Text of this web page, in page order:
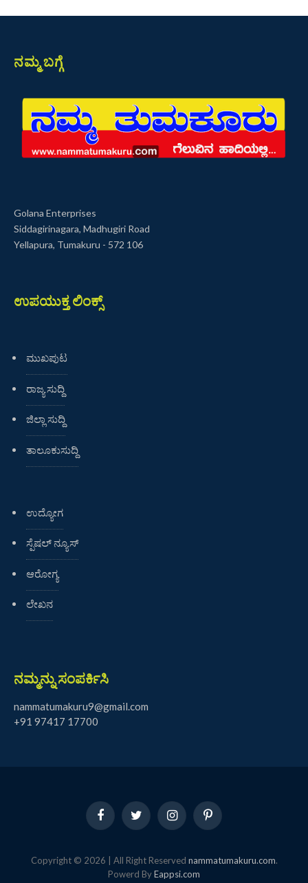
ನಮ್ಮ ಬಗ್ಗೆ
Golana Enterprises
Siddagirinagara, Madhugiri Road
Yellapura, Tumakuru - 572 106
ಉಪಯುಕ್ತ ಲಿಂಕ್ಸ್
ಮುಖಪುಟ
ರಾಜ್ಯ ಸುದ್ದಿ
ಜಿಲ್ಲಾ ಸುದ್ದಿ
ತಾಲೂಕುಸುದ್ದಿ
ಉದ್ಯೋಗ
ಸ್ಪೆಷಲ್ ನ್ಯೂಸ್
ಆರೋಗ್ಯ
ಲೇಖನ
ನಮ್ಮನ್ನು ಸಂಪರ್ಕಿಸಿ
nammatumakuru9@gmail.com
+91 97417 17700
FacebookTwitter InstagramPinterest
Copyright © 2026 | All Right Reserved nammatumakuru.com.
Powerd ByEappsi.com